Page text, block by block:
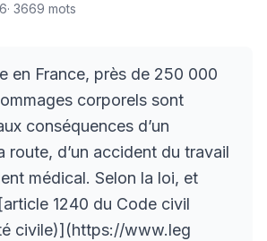
· 3669 mots
en France, près de 250 000
corporels sont
conséquences d’un
route, d’un accident du travail
médical. Selon la loi, et
1240 du Code civil
civile)](https://www.leg